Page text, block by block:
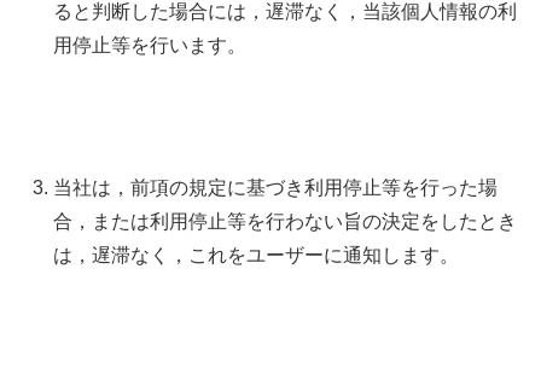
ると判断した場合には，遅滞なく，当該個人情報の利
用停止等を行います。
当社は，前項の規定に基づき利用停止等を行った場
合，または利用停止等を行わない旨の決定をしたとき
は，遅滞なく，これをユーザーに通知します。